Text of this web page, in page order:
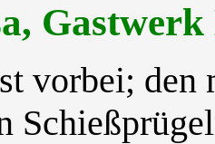
Gastwerk
vorbei; den